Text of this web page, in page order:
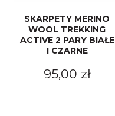
SKARPETY MERINO
WOOL TREKKING
ACTIVE 2 PARY BIAŁE
I CZARNE
95,00 zł